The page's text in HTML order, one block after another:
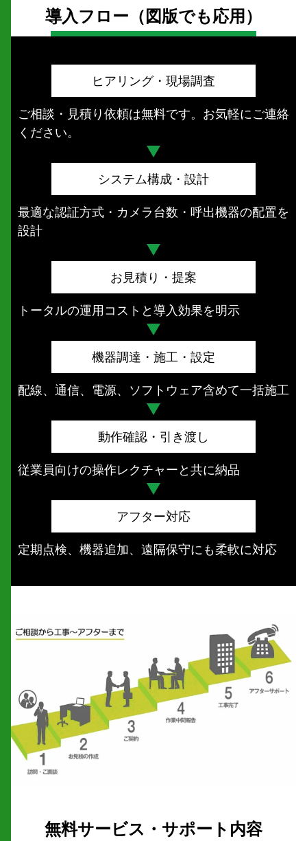
導入フロー（図版でも応用）
ヒアリング・現場調査
ご相談・見積り依頼は無料です。お気軽にご連絡
ください。
システム構成・設計
最適な認証方式・カメラ台数・呼出機器の配置を
設計
お見積り・提案
トータルの運用コストと導入効果を明示
機器調達・施工・設定
配線、通信、電源、ソフトウェア含めて一括施工
動作確認・引き渡し
従業員向けの操作レクチャーと共に納品
アフター対応
定期点検、機器追加、遠隔保守にも柔軟に対応
無料サービス・サポート内容